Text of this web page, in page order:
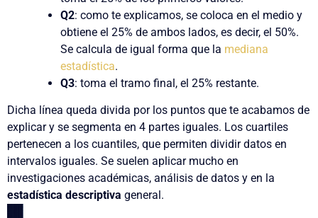
Q2: como te explicamos, se coloca en el medio y
obtiene el 25% de ambos lados, es decir, el 50%.
Se calcula de igual forma que la mediana
estadística.
Q3: toma el tramo final, el 25% restante.
Dicha línea queda divida por los puntos que te acabamos de
explicar y se segmenta en 4 partes iguales. Los cuartiles
pertenecen a los cuantiles, que permiten dividir datos en
intervalos iguales. Se suelen aplicar mucho en
investigaciones académicas, análisis de datos y en la
estadística descriptiva general.